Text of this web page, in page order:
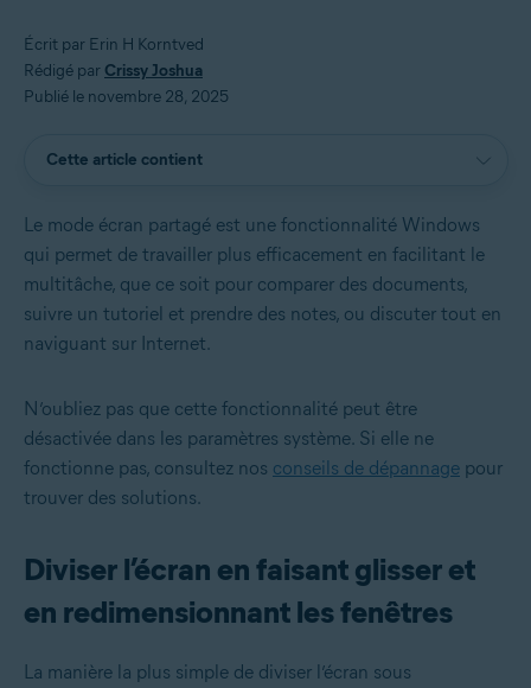
Écrit par Erin H Korntved
Rédigé par Crissy Joshua
Publié le novembre 28, 2025
Cette article contient
Le mode écran partagé est une fonctionnalité Windows
qui permet de travailler plus efficacement en facilitant le
multitâche, que ce soit pour comparer des documents,
suivre un tutoriel et prendre des notes, ou discuter tout en
naviguant sur Internet.
N’oubliez pas que cette fonctionnalité peut être
désactivée dans les paramètres système. Si elle ne
fonctionne pas, consultez nos conseils de dépannage pour
trouver des solutions.
Diviser l’écran en faisant glisser et
en redimensionnant les fenêtres
La manière la plus simple de diviser l’écran sous